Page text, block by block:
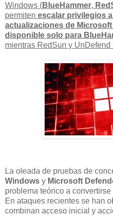
Windows (BlueHammer,
permiten escalar privilegios
actualizaciones de
disponible solo para
mientras RedSun y
La oleada de pruebas de
Windows y Microsoft
problema teórico a
En ataques recientes se han
combinan acceso inicial y